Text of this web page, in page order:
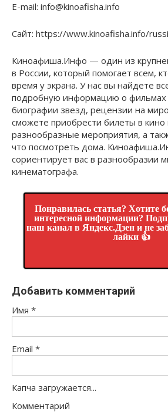
E-mail: info@kinoafisha.info
Сайт: https://www.kinoafisha.info/
Киноафиша.Инфо — один из
в России, который помогает всем,
время у экрана. У нас вы найдете
подробную информацию о фильмах
биографии звезд, рецензии на
сможете приобрести билеты в кино
разнообразные мероприятия, а
что посмотреть дома.
сориентирует вас в разнообразии
кинематографа.
Понравилась статья? Хотите
интересной информации?
наш канал в Яндекс.Дзен и не
лайки 👍
Добавить комментарий
Имя *
Email *
Капча загружается...
Комментарий